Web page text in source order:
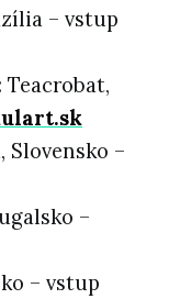
– vstup
Teacrobat,
Slovensko –
–
– vstup